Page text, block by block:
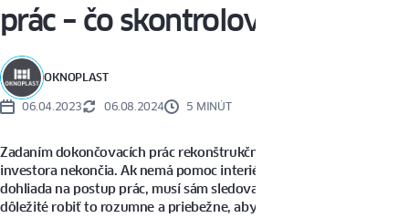
prác – čo skontrolovať?
OKNOPLAST
06.04.2023 06.08.2024 5 MINÚT
Zadaním dokončovacích prác rekonštrukčnému tímu sa úlohy
investora nekončia. Ak nemá pomoc interiérového dizajnéra, ktorý
dohliada na postup prác, musí sám sledovať situáciu na stavbe. Je
dôležité robiť to rozumne a priebežne, aby sa predišlo chybám,